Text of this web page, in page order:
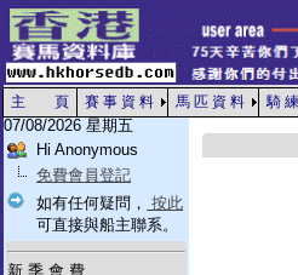
主 頁 賽 事 資 料 馬 匹 資 料 騎
07/08/2026 星期五
Hi Anonymous
免費會員登記
如有任何疑問， 按此
可直接與船主聯系。
新 季 會 費